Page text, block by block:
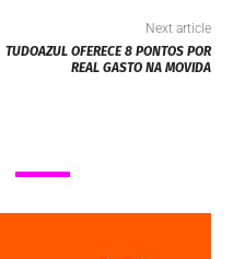
Next article
TUDOAZUL OFERECE 8 PONTOS POR
REAL GASTO NA MOVIDA